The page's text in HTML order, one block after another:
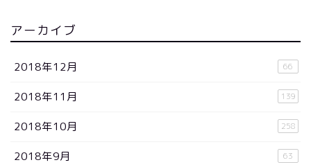
アーカイブ
2018年12月 66
2018年11月 139
2018年10月 258
2018年9月 63